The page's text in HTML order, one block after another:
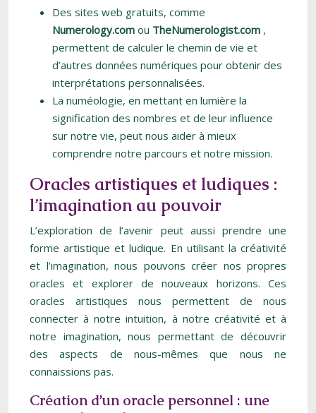
Des sites web gratuits, comme
Numerology.com ou TheNumerologist.com ,
permettent de calculer le chemin de vie et
d’autres données numériques pour obtenir des
interprétations personnalisées.
La numéologie, en mettant en lumière la
signification des nombres et de leur influence
sur notre vie, peut nous aider à mieux
comprendre notre parcours et notre mission.
Oracles artistiques et ludiques :
l’imagination au pouvoir
L’exploration de l’avenir peut aussi prendre une
forme artistique et ludique. En utilisant la créativité
et l’imagination, nous pouvons créer nos propres
oracles et explorer de nouveaux horizons. Ces
oracles artistiques nous permettent de nous
connecter à notre intuition, à notre créativité et à
notre imagination, nous permettant de découvrir
des aspects de nous-mêmes que nous ne
connaissions pas.
Création d’un oracle personnel : une